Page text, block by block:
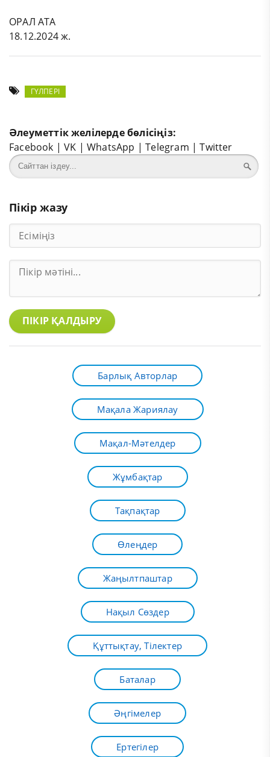
ОРАЛ АТА
18.12.2024 ж.
ГҮЛПЕРІ
Әлеуметтік желілерде бөлісіңіз:
Facebook |VK |WhatsApp |Telegram |Twitter
Пікір жазу
ПІКІР ҚАЛДЫРУ
Барлық Авторлар
Мақала Жариялау
Мақал-Мәтелдер
Жұмбақтар
Тақпақтар
Өлеңдер
Жаңылтпаштар
Нақыл Сөздер
Құттықтау, Тілектер
Баталар
Әңгімелер
Ертегілер